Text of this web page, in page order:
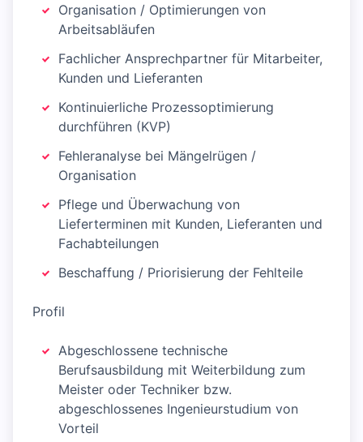
Organisation / Optimierungen von
Arbeitsabläufen
Fachlicher Ansprechpartner für Mitarbeiter,
Kunden und Lieferanten
Kontinuierliche Prozessoptimierung
durchführen (KVP)
Fehleranalyse bei Mängelrügen /
Organisation
Pflege und Überwachung von
Lieferterminen mit Kunden, Lieferanten und
Fachabteilungen
Beschaffung / Priorisierung der Fehlteile
Profil
Abgeschlossene technische
Berufsausbildung mit Weiterbildung zum
Meister oder Techniker bzw.
abgeschlossenes Ingenieurstudium von
Vorteil